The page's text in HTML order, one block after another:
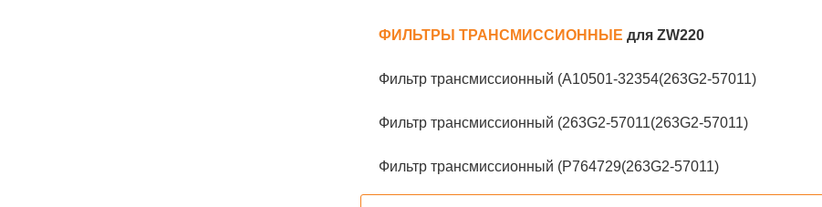
ФИЛЬТРЫ ТРАНСМИССИОННЫЕ для ZW220
Фильтр трансмиссионный (A10501-32354(263G2-57011)
Фильтр трансмиссионный (263G2-57011(263G2-57011)
Фильтр трансмиссионный (P764729(263G2-57011)